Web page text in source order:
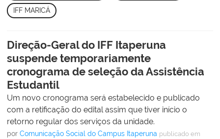
IFF MARICÁ
Direção-Geral do IFF Itaperuna
suspende temporariamente
cronograma de seleção da Assistência
Estudantil
Um novo cronograma será estabelecido e publicado
com a retificação do edital assim que tiver início o
retorno regular dos serviços da unidade.
por Comunicação Social do Campus Itaperuna publicado em